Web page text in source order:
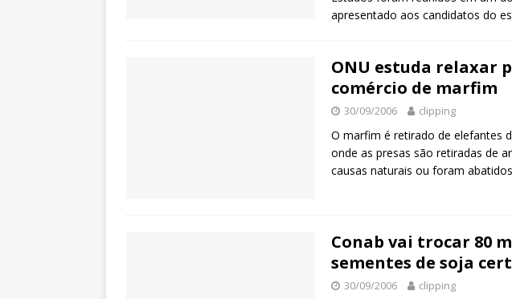
apresentado aos candidatos do
ONU estuda relaxar
comércio de marfim
30/09/2006 clipping
O marfim é retirado de elefantes
onde as presas são retiradas de
causas naturais ou foram
Conab vai trocar 80
sementes de soja
30/09/2006 clipping